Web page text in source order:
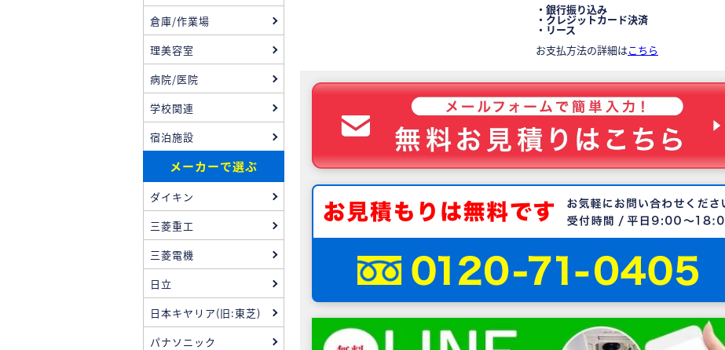
・銀行振り込み
・クレジットカード決済
・リース
お支払方法の詳細はこちら
倉庫/作業場
理美容室
病院/医院
学校関連
宿泊施設
メーカーで選ぶ
ダイキン
三菱重工
三菱電機
日立
日本キヤリア(旧:東芝)
パナソニック